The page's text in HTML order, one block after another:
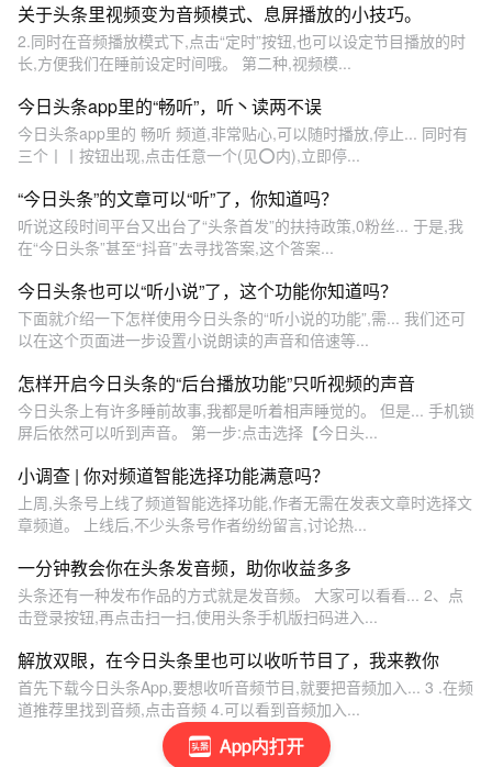
App内打开
关于头条里视频变为音频模式、息屏播放的小技巧。
2.同时在音频播放模式下,点击“定时”按钮,也可以设定节目播放的时
长,方便我们在睡前设定时间哦。 第二种,视频模...
今日头条app里的“畅听”，听丶读两不误
今日头条app里的 畅听 频道,非常贴心,可以随时播放,停止... 同时有
三个丨丨按钮出现,点击任意一个(见⭕️内),立即停...
“今日头条”的文章可以“听”了，你知道吗？
听说这段时间平台又出台了“头条首发”的扶持政策,0粉丝... 于是,我
在“今日头条”甚至“抖音”去寻找答案,这个答案...
今日头条也可以“听小说”了，这个功能你知道吗？
下面就介绍一下怎样使用今日头条的“听小说的功能”,需... 我们还可
以在这个页面进一步设置小说朗读的声音和倍速等...
怎样开启今日头条的“后台播放功能”只听视频的声音
今日头条上有许多睡前故事,我都是听着相声睡觉的。 但是... 手机锁
屏后依然可以听到声音。 第一步:点击选择【今日头...
小调查 | 你对频道智能选择功能满意吗？
上周,头条号上线了频道智能选择功能,作者无需在发表文章时选择文
章频道。 上线后,不少头条号作者纷纷留言,讨论热...
一分钟教会你在头条发音频，助你收益多多
头条还有一种发布作品的方式就是发音频。 大家可以看看... 2、点
击登录按钮,再点击扫一扫,使用头条手机版扫码进入...
解放双眼，在今日头条里也可以收听节目了，我来教你
首先下载今日头条App,要想收听音频节目,就要把音频加入... 3 .在频
道推荐里找到音频,点击音频 4.可以看到音频加入...